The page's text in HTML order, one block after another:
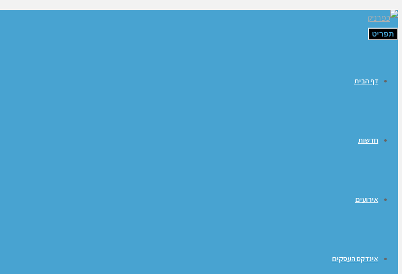
תפריט
דף הבית
חדשות
אירועים
אינדקס העסקים